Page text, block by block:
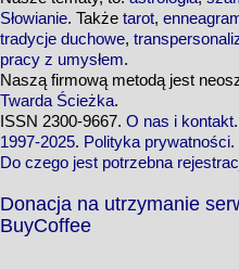
Słowianie. Także tarot,
tradycje duchowe,
pracy z umysłem.
Naszą firmową metodą jest
Twarda Ścieżka.
ISSN 2300-9667. O nas i kontakt.
1997-2025. Polityka prywatności.
Do czego jest potrzebna
Donacja na utrzymanie
BuyCoffee